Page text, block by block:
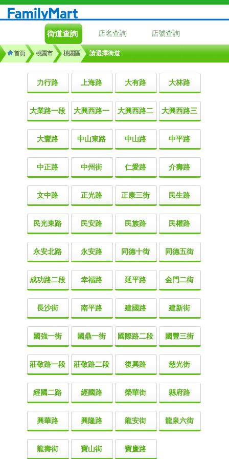
街道查詢 店名查詢 店號查詢
首頁 桃園市 桃園區 請選擇街道
力行路 上海路 大有路 大林路
大業路一段 大興西路一 大興西路二 大興西路三
大豐路 中山東路 中山路 中平路
中正路 中州街 仁愛路 介壽路
文中路 正光路 正康三街 民生路
民光東路 民安路 民族路 民權路
永安北路 永安路 同德十街 同德五街
成功路二段 幸福路 延平路 金門二街
長沙街 南平路 建國路 建新街
國強一街 國鼎一街 國際路二段 國豐三街
莊敬路一段 莊敬路二段 復興路 慈光街
經國二路 經國路 榮華街 縣府路
興華路 興隆路 龍安街 龍泉六街
龍壽街 寶山街 寶慶路